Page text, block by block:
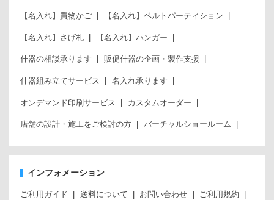
【名入れ】買物かご 【名入れ】ベルトパーティション
【名入れ】さげ札 【名入れ】ハンガー
什器の相談承ります 販促什器の企画・製作支援
什器組み立てサービス 名入れ承ります
オンデマンド印刷サービス カスタムオーダー
店舗の設計・施工をご検討の方 バーチャルショールーム
インフォメーション
ご利用ガイド 送料について お問い合わせ ご利用規約